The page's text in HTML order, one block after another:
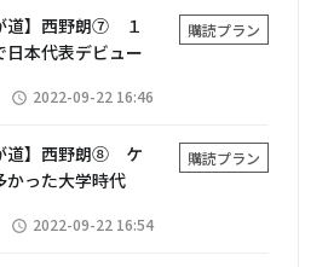
道】西野朗⑦ １
日本代表デビュー
購読プラン
access_time 2022-09-22 16:46
道】西野朗⑧ ケ
かった大学時代
購読プラン
access_time 2022-09-22 16:54